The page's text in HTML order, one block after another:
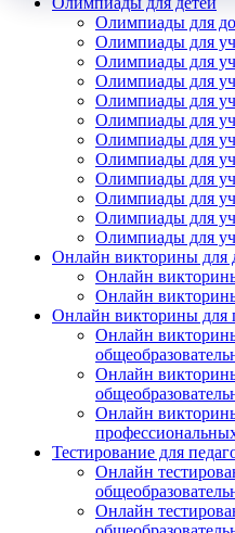
Олимпиады для
Олимпиады для
Олимпиады для
Олимпиады для
Олимпиады для
Олимпиады для
Олимпиады для
Олимпиады для
Олимпиады для
Олимпиады для
Олимпиады для
Олимпиады для
Онлайн викторины для
Онлайн
Онлайн
Онлайн викторины для
Онлайн
Онлайн
Онлайн
Тестирование для
Онлайн
Онлайн
Организация
Нажимая на кнопку, вы
персональных